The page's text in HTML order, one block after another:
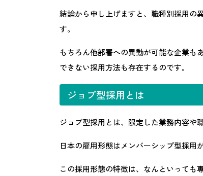
結論から申し上げますと、職種別採用の
す。
もちろん他部署への異動が可能な企業も
できない採用方法も存在するのです。
ジョブ型採用とは
ジョブ型採用とは、限定した業務内容や
日本の雇用形態はメンバーシップ型採用
この採用形態の特徴は、なんといっても